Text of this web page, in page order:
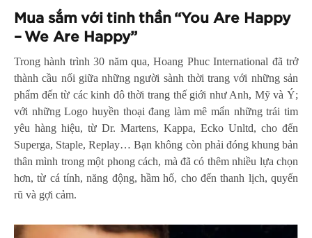
Mua sắm với tinh thần “You Are Happy
– We Are Happy”
Trong hành trình 30 năm qua, Hoang Phuc International đã trở
thành cầu nối giữa những người sành thời trang với những sản
phẩm đến từ các kinh đô thời trang thế giới như Anh, Mỹ và Ý;
với những Logo huyền thoại đang làm mê mẩn những trái tim
yêu hàng hiệu, từ Dr. Martens, Kappa, Ecko Unltd, cho đến
Superga, Staple, Replay… Bạn không còn phải đóng khung bản
thân mình trong một phong cách, mà đã có thêm nhiều lựa chọn
hơn, từ cá tính, năng động, hầm hố, cho đến thanh lịch, quyến
rũ và gợi cảm.